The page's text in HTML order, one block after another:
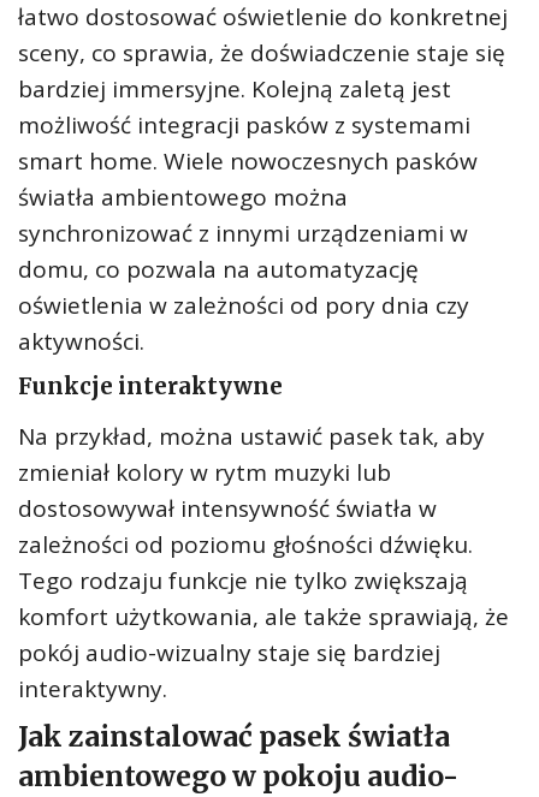
łatwo dostosować oświetlenie do konkretnej
sceny, co sprawia, że doświadczenie staje się
bardziej immersyjne. Kolejną zaletą jest
możliwość integracji pasków z systemami
smart home. Wiele nowoczesnych pasków
światła ambientowego można
synchronizować z innymi urządzeniami w
domu, co pozwala na automatyzację
oświetlenia w zależności od pory dnia czy
aktywności.
Funkcje interaktywne
Na przykład, można ustawić pasek tak, aby
zmieniał kolory w rytm muzyki lub
dostosowywał intensywność światła w
zależności od poziomu głośności dźwięku.
Tego rodzaju funkcje nie tylko zwiększają
komfort użytkowania, ale także sprawiają, że
pokój audio-wizualny staje się bardziej
interaktywny.
Jak zainstalować pasek światła
ambientowego w pokoju audio-